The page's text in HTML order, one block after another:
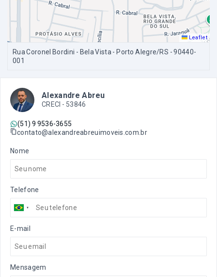
Leaflet
Rua Coronel Bordini - Bela Vista - Porto Alegre/RS - 90440-
001
Alexandre Abreu
CRECI - 53846
(51) 9 9536-3655
contato@alexandreabreuimoveis.com.br
Nome
Telefone
E-mail
Mensagem